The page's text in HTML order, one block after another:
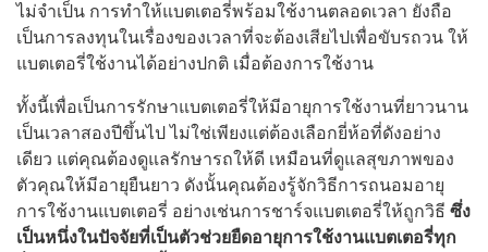
ไม่จำเป็น การทำให้แบตเตอรี่พร้อมใช้งานตลอดเวลา ยังถือ
เป็นการลงทุนในเรื่องของเวลาที่จะต้องเสียไปเพื่อขับรถวน ให้
แบตเตอรี่ใช้งานได้อย่างปกติ เมื่อต้องการใช้งาน
ทั้งนี้เพื่อเป็นการรักษาแบตเตอรี่ให้มีอายุการใช้งานที่ยาวนาน
เป็นเวลาสองปีขึ้นไป ไม่ใช่เพียงแต่ต้องเลือกยี่ห้อที่ดังอย่าง
เดียว แต่คุณต้องดูแลรักษารถให้ดี เหมือนที่ดูแลสุขภาพของ
ตัวคุณให้มีอายุยืนยาว ดังนั้นคุณต้องรู้จักวิธีการถนอมอายุ
การใช้งานแบตเตอรี่ อย่างเช่นการชาร์จแบตเตอรี่ให้ถูกวิธี ซึ่ง
เป็นหนึ่งในปัจจัยที่เป็นตัวช่วยยืดอายุการใช้งานแบตเตอรี่ทุก